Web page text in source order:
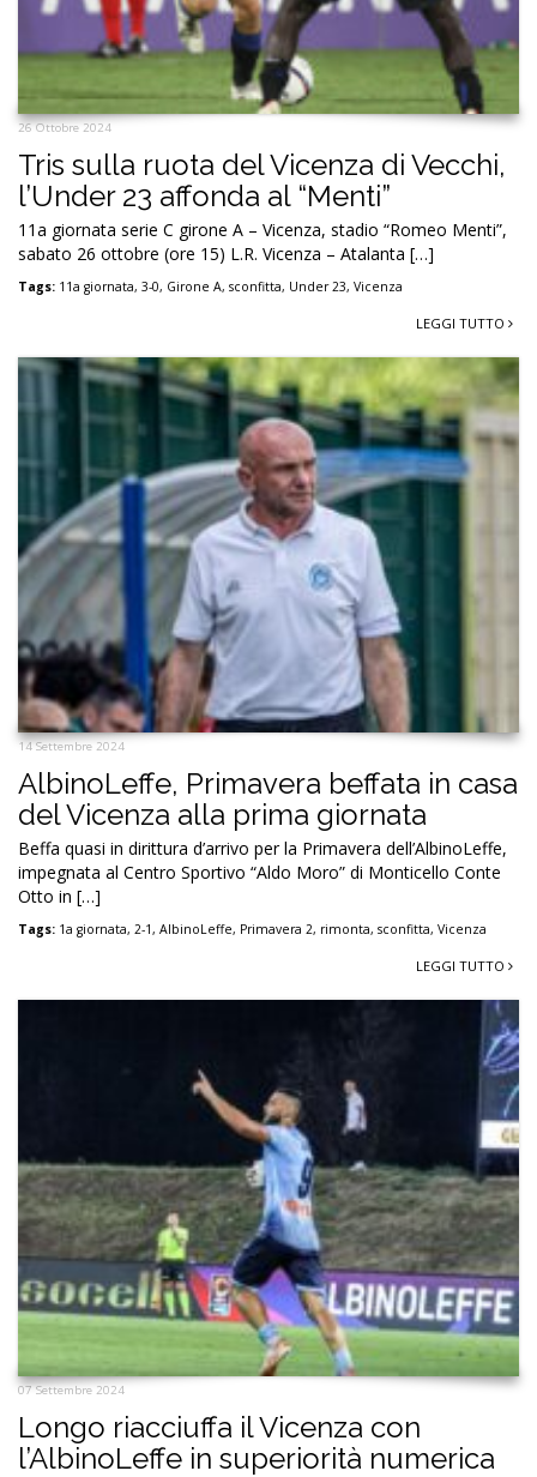
26 Ottobre 2024
Tris sulla ruota del Vicenza di Vecchi,
l’Under 23 affonda al “Menti”
11a giornata serie C girone A – Vicenza, stadio “Romeo Menti”,
sabato 26 ottobre (ore 15) L.R. Vicenza – Atalanta […]
Tags: 11a giornata, 3-0, Girone A, sconfitta, Under 23, Vicenza
LEGGI TUTTO
14 Settembre 2024
AlbinoLeffe, Primavera beffata in casa
del Vicenza alla prima giornata
Beffa quasi in dirittura d’arrivo per la Primavera dell’AlbinoLeffe,
impegnata al Centro Sportivo “Aldo Moro” di Monticello Conte
Otto in […]
Tags: 1a giornata, 2-1, AlbinoLeffe, Primavera 2, rimonta, sconfitta, Vicenza
LEGGI TUTTO
07 Settembre 2024
Longo riacciuffa il Vicenza con
l’AlbinoLeffe in superiorità numerica